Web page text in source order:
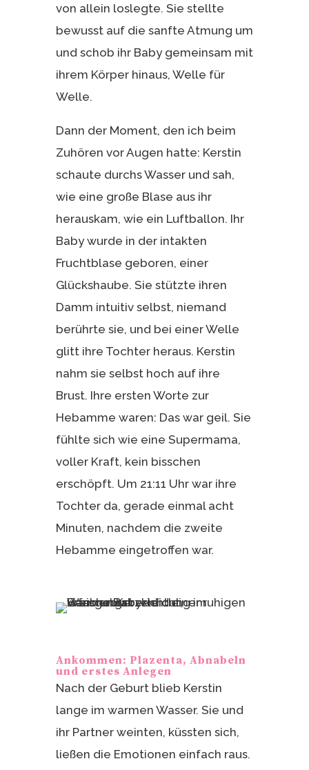
von allein loslegte. Sie stellte
bewusst auf die sanfte Atmung um
und schob ihr Baby gemeinsam mit
ihrem Körper hinaus, Welle für
Welle.
Dann der Moment, den ich beim
Zuhören vor Augen hatte: Kerstin
schaute durchs Wasser und sah,
wie eine große Blase aus ihr
herauskam, wie ein Luftballon. Ihr
Baby wurde in der intakten
Fruchtblase geboren, einer
Glückshaube. Sie stützte ihren
Damm intuitiv selbst, niemand
berührte sie, und bei einer Welle
glitt ihre Tochter heraus. Kerstin
nahm sie selbst hoch auf ihre
Brust. Ihre ersten Worte zur
Hebamme waren: Das war geil. Sie
fühlte sich wie eine Supermama,
voller Kraft, kein bisschen
erschöpft. Um 21:11 Uhr war ihre
Tochter da, gerade einmal acht
Minuten, nachdem die zweite
Hebamme eingetroffen war.
Ankommen: Plazenta, Abnabeln
und erstes Anlegen
Nach der Geburt blieb Kerstin
lange im warmen Wasser. Sie und
ihr Partner weinten, küssten sich,
ließen die Emotionen einfach raus.